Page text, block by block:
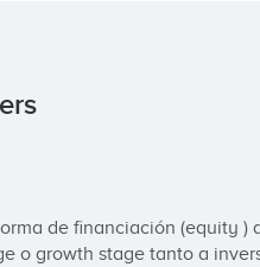
de financiación (equity
o growth stage tanto a